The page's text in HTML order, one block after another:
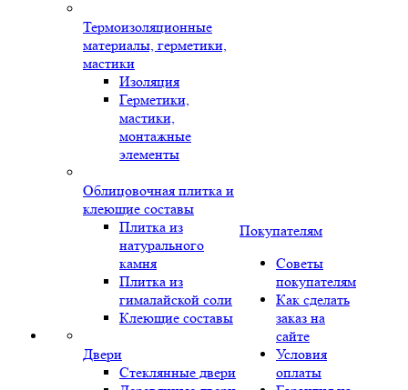
Термоизоляционные
материалы, герметики,
мастики
Изоляция
Герметики,
мастики,
монтажные
элементы
Облицовочная плитка и
клеющие составы
Плитка из
натурального
камня
Плитка из
гималайской соли
Клеющие составы
Двери
Стеклянные двери
Покупателям
Советы
покупателям
Как сделать
заказ на
сайте
Условия
оплаты